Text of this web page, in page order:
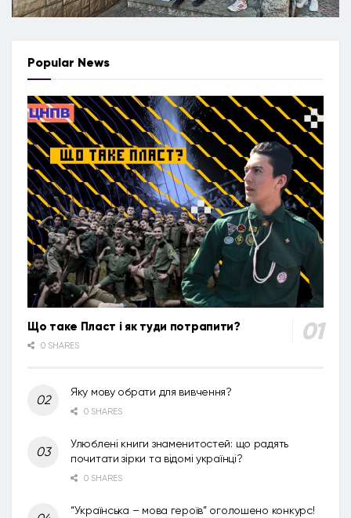
Popular News
Що таке Пласт і як туди потрапити?
0 SHARES
Яку мову обрати для вивчення?
0 SHARES
Улюблені книги знаменитостей: що радять
почитати зірки та відомі українці?
0 SHARES
“Українська – мова героїв” оголошено конкурс!